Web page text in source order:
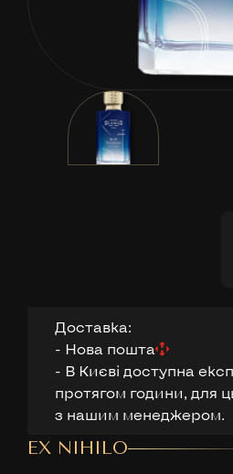
Доставка:
- Нова пошта
- В Києві доступна
протягом години, для
з нашим менеджером.
EX NIHILO